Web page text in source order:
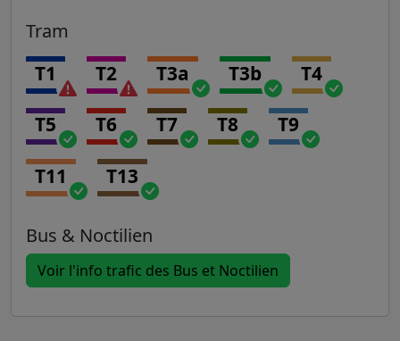
Tram
T1 T2 T3a T3b T4
T5 T6 T7 T8 T9
T11 T13
Bus & Noctilien
Voir l'info trafic des Bus et Noctilien